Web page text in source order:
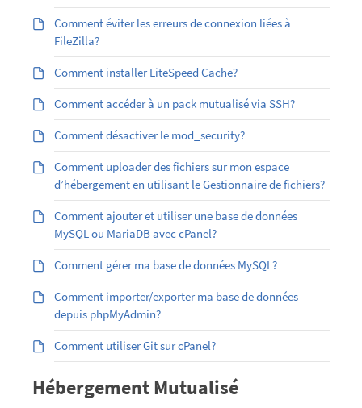
Comment éviter les erreurs de connexion liées à
FileZilla?
Comment installer LiteSpeed Cache?
Comment accéder à un pack mutualisé via SSH?
Comment désactiver le mod_security?
Comment uploader des fichiers sur mon espace
d’hébergement en utilisant le Gestionnaire de fichiers?
Comment ajouter et utiliser une base de données
MySQL ou MariaDB avec cPanel?
Comment gérer ma base de données MySQL?
Comment importer/exporter ma base de données
depuis phpMyAdmin?
Comment utiliser Git sur cPanel?
Hébergement Mutualisé